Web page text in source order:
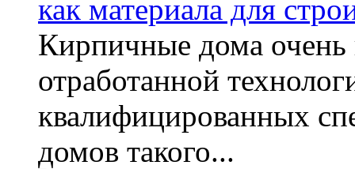
как материала для
Кирпичные дома очень
отработанной
квалифицированных
домов такого...